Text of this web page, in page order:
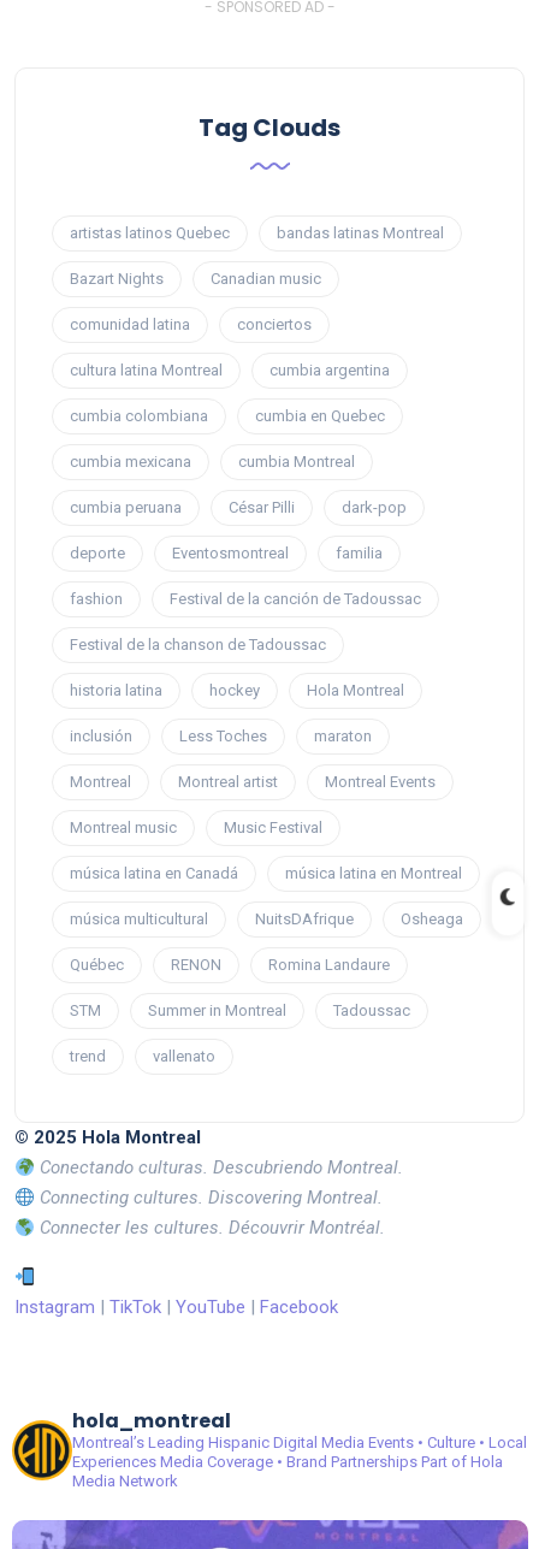
- SPONSORED AD -
Tag Clouds
artistas latinos Quebec bandas latinas Montreal
Bazart Nights Canadian music
comunidad latina conciertos
cultura latina Montreal cumbia argentina
cumbia colombiana cumbia en Quebec
cumbia mexicana cumbia Montreal
cumbia peruana César Pilli dark-pop
deporte Eventosmontreal familia
fashion Festival de la canción de Tadoussac
Festival de la chanson de Tadoussac
historia latina hockey Hola Montreal
inclusión Less Toches maraton
Montreal Montreal artist Montreal Events
Montreal music Music Festival
música latina en Canadá música latina en Montreal
música multicultural NuitsDAfrique Osheaga
Québec RENON Romina Landaure
STM Summer in Montreal Tadoussac
trend vallenato
© 2025 Hola Montreal
Conectando culturas. Descubriendo Montreal.
Connecting cultures. Discovering Montreal.
Connecter les cultures. Découvrir Montréal.
Instagram | TikTok | YouTube | Facebook
hola_montreal
Montreal’s Leading Hispanic Digital Media Events • Culture • Local
ExperiencesMedia Coverage • Brand PartnershipsPart of Hola
Media Network